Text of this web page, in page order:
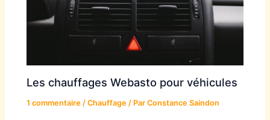
Les chauffages Webasto pour véhicules
1 commentaire /Chauffage / ParConstance Saindon